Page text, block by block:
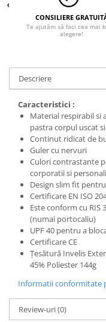
CONSILIERE
Te ajutăm să faci cea mai
alegere!
Descriere
Caracteristici :
Material respirabil
pastra corpul uscat
Continut ridicat de
Guler cu nervuri
Culori contrastante
corporatii si
Design slim fit
Certificare EN ISO
Este conform cu
(numai portocaliu)
UPF 40 pentru a
Certificare CE
Țesătură Invelis
45% Poliester 144g
Informatii conformitate
Review-uri(0)